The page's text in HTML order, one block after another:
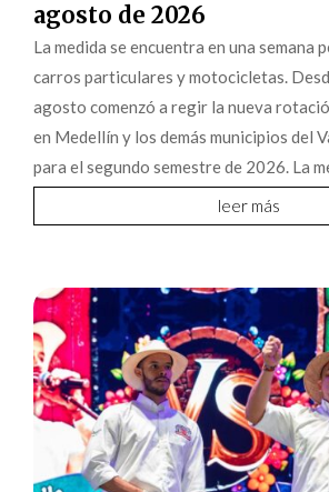
agosto de 2026
La medida se encuentra en una semana
carros particulares y motocicletas.
agosto comenzó a regir la nueva
en Medellín y los demás municipios del
para el segundo semestre de 2026. La
leer más